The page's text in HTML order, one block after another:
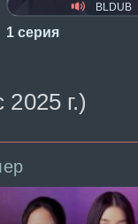
BLDUB
1 серия
г.)